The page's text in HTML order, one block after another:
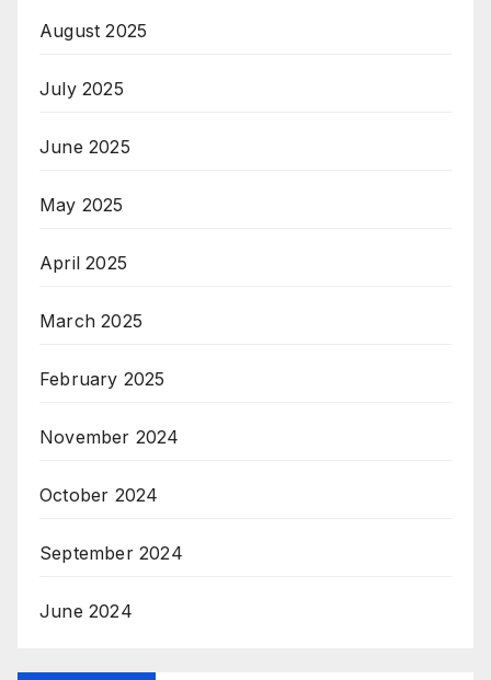
August 2025
July 2025
June 2025
May 2025
April 2025
March 2025
February 2025
November 2024
October 2024
September 2024
June 2024